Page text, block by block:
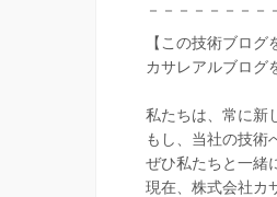
－－－－－－－－
【この技術ブログ
カサレアルブログ
私たちは、常に新
もし、当社の技術
ぜひ私たちと一緒
現在、株式会社カ